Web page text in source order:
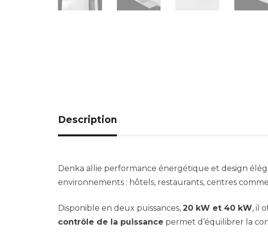
Description
Denka allie performance énergétique et design
environnements : hôtels, restaurants, centres
Disponible en deux puissances, 20 kW et 40 kW, il
contrôle de la puissance permet d’équilibrer la